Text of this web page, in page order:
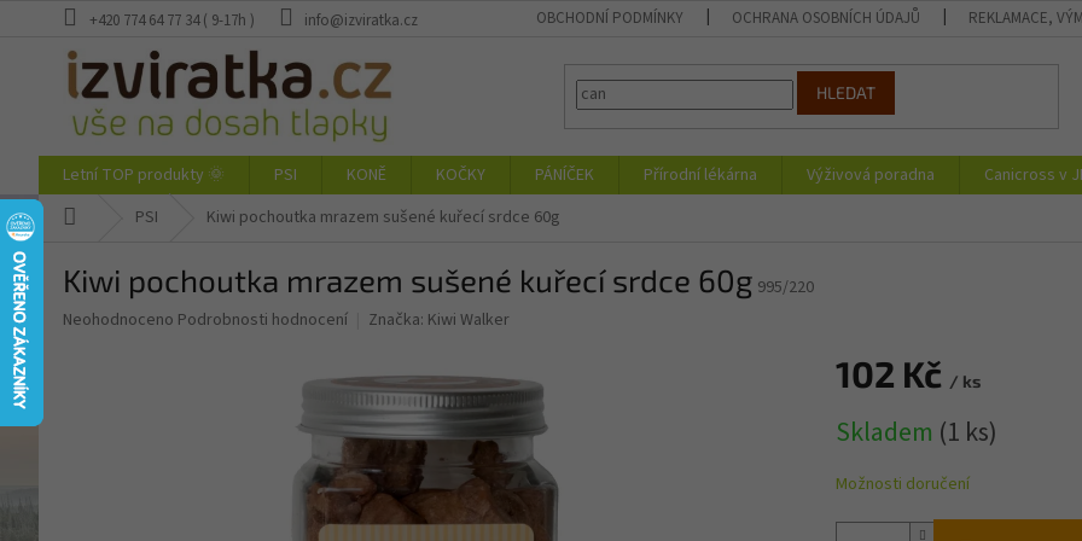
+420 774 64 77 34 ( 9-17h ) info@izviratka.cz OBCHODNÍ PODMÍNKY OCHRANA OSOBNÍCH ÚDAJŮ REKLAMACE,
HLEDAT
Letní TOP produkty 🌞 PSI KONĚ KOČKY PÁNÍČEK Přírodní lékárna Výživová poradna Canicross v
PSI Kiwi pochoutka mrazem sušené kuřecí srdce 60g
Kiwi pochoutka mrazem sušené kuřecí srdce 60g 995/220
Průměrné
Neohodnoceno Podrobnosti hodnocení Značka: Kiwi Walker
102 Kč / ks
cena:
Skladem (1 ks)
Možnosti doručení